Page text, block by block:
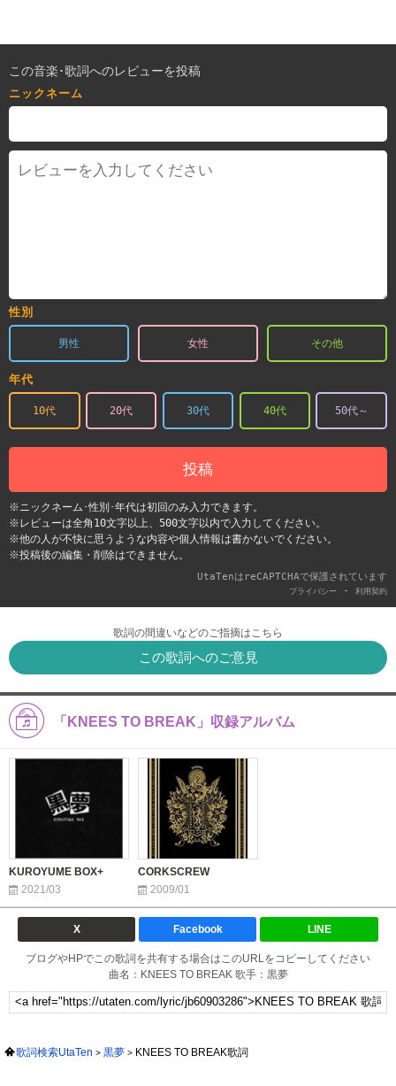
この音楽･歌詞へのレビューを投稿
ニックネーム
性別
男性 女性 その他
年代
10代 20代 30代 40代 50代～
投稿
※ニックネーム･性別･年代は初回のみ入力できます。
※レビューは全角10文字以上、500文字以内で入力してください。
※他の人が不快に思うような内容や個人情報は書かないでください。
※投稿後の編集・削除はできません。
UtaTenはreCAPTCHAで保護されています
プライバシー - 利用契約
歌詞の間違いなどのご指摘はこちら
この歌詞へのご意見
「KNEES TO BREAK」収録アルバム
KUROYUME BOX+
2021/03
CORKSCREW
2009/01
X Facebook LINE
ブログやHPでこの歌詞を共有する場合はこのURLをコピーしてください
曲名：KNEES TO BREAK 歌手：黒夢
歌詞検索UtaTen 黒夢 KNEES TO BREAK歌詞